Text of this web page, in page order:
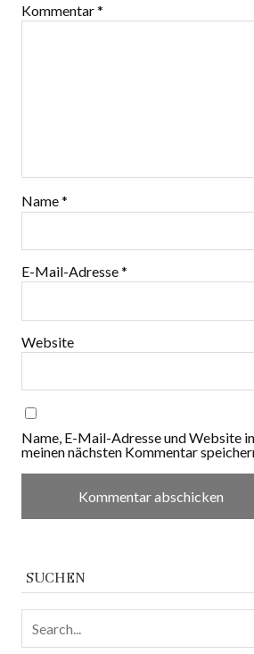
Kommentar*
Name*
E-Mail-Adresse*
Website
Name, E-Mail-Adresse und Website
meinen nächsten Kommentar
SUCHEN